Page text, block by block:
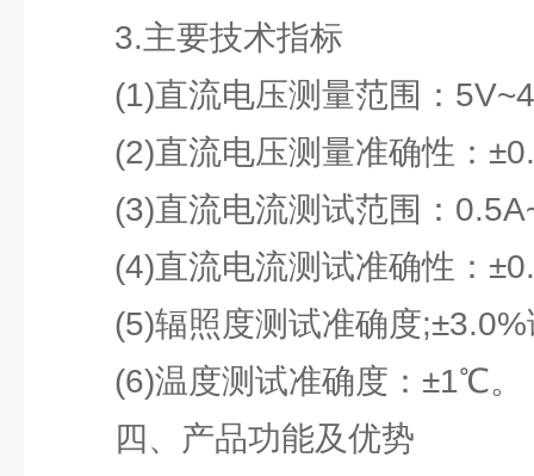
3.主要技术指标
(1)直流电压测量范围：
(2)直流电压测量准确性：
(3)直流电流测试范围：
(4)直流电流测试准确性：
(5)辐照度测试准确度;±3.0%
(6)温度测试准确度：±1℃。
四、产品功能及优势